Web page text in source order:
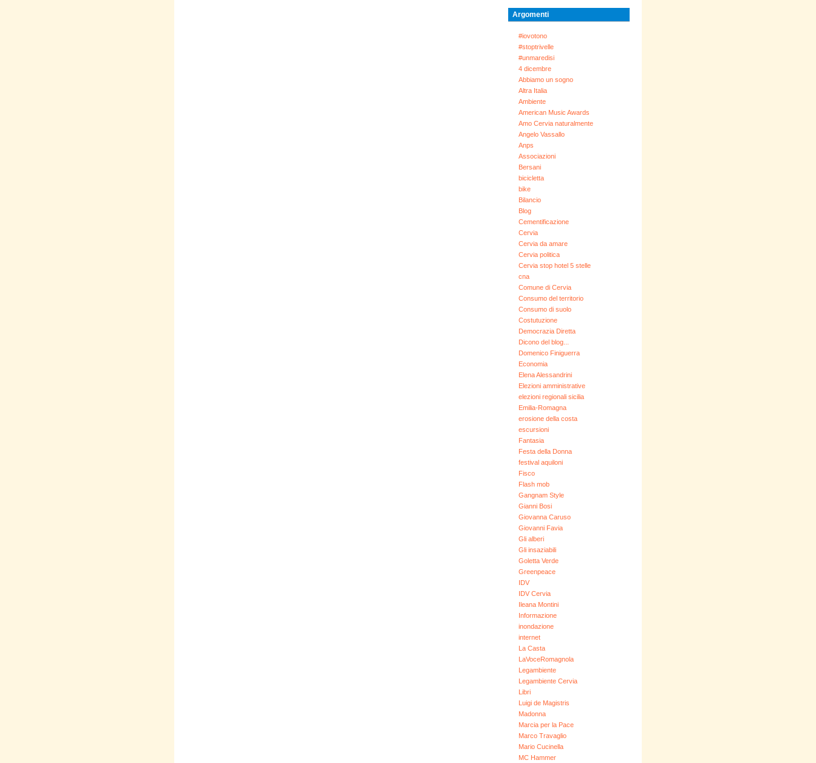
Argomenti
#iovotono
#stoptrivelle
#unmaredisi
4 dicembre
Abbiamo un sogno
Altra Italia
Ambiente
American Music Awards
Amo Cervia naturalmente
Angelo Vassallo
Anps
Associazioni
Bersani
bicicletta
bike
Bilancio
Blog
Cementificazione
Cervia
Cervia da amare
Cervia politica
Cervia stop hotel 5 stelle
cna
Comune di Cervia
Consumo del territorio
Consumo di suolo
Costutuzione
Democrazia Diretta
Dicono del blog...
Domenico Finiguerra
Economia
Elena Alessandrini
Elezioni amministrative
elezioni regionali sicilia
Emilia-Romagna
erosione della costa
escursioni
Fantasia
Festa della Donna
festival aquiloni
Fisco
Flash mob
Gangnam Style
Gianni Bosi
Giovanna Caruso
Giovanni Favia
Gli alberi
Gli insaziabili
Goletta Verde
Greenpeace
IDV
IDV Cervia
Ileana Montini
Informazione
inondazione
internet
La Casta
LaVoceRomagnola
Legambiente
Legambiente Cervia
Libri
Luigi de Magistris
Madonna
Marcia per la Pace
Marco Travaglio
Mario Cucinella
MC Hammer